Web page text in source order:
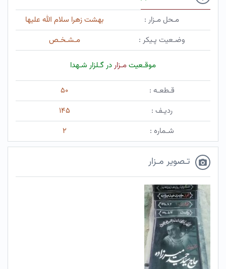
مـحل مـزار :
بهشت زهرا سلام الله علیها
وضـعیت پـیکر :
مـشـخـص
موقـعیتمـزاردر گـلزار شـهدا
قـطعـه :
۵۰
ردیـف :
۱۴۵
شـماره :
۲
تـصویر مـزار